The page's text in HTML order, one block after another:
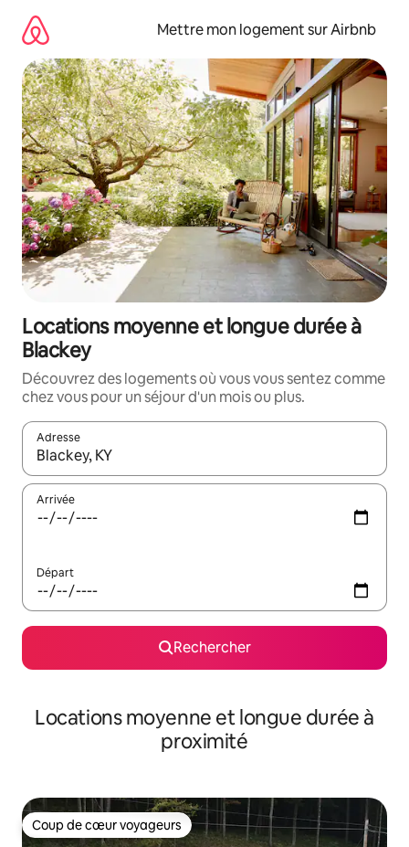
directement
contenu
Mettre mon logement sur Airbnb
Locations moyenne et longue durée à
Blackey
Découvrez des logements où vous vous sentez comme
chez vous pour un séjour d'un mois ou plus.
Adresse
Lorsque les résultats s'affichent, utilisez les flèches vers le
Arrivée
Départ
Rechercher
Locations moyenne et longue durée à
proximité
Coup de cœur voyageurs
Coup de cœur voyageurs